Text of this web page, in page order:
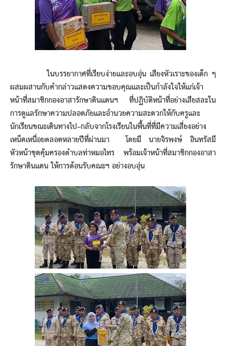
ในบรรยากาศที่เรียบง่ายและอบอุ่น เสียงหัวเราะของเด็ก ๆ
ผสมผสานกับคำกล่าวแสดงความขอบคุณและเป็นกำลังใจให้แก่เจ้า
หน้าที่สมาชิกกองอาสารักษาดินแดนฯ ที่ปฏิบัติหน้าที่อย่างเสียสละใน
การดูแลรักษาความปลอดภัยและอำนวยความสะดวกให้กับครูและ
นักเรียนขณะเดินทางไป–กลับจากโรงเรียนในพื้นที่ที่มีความเสี่ยงอย่าง
เหน็ดเหนื่อยตลอดหลายปีที่ผ่านมา โดยมี นายจิรพงษ์ อินทรัสมี
หัวหน้าชุดคุ้มครองตำบลท่าหมอไทร พร้อมเจ้าหน้าที่สมาชิกกองอาสา
รักษาดินแดน ให้การต้อนรับคณะฯ อย่างอบอุ่น